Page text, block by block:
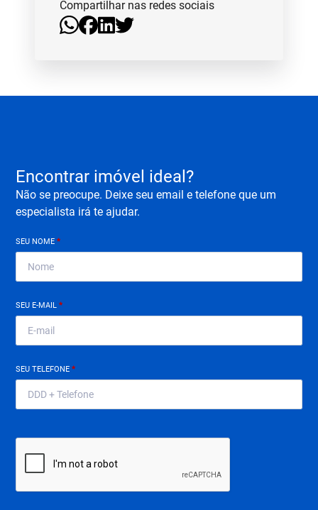
Compartilhar nas redes sociais
Encontrar imóvel ideal?
Não se preocupe. Deixe seu email e telefone que um
especialista irá te ajudar.
SEU NOME*
SEU E-MAIL*
SEU TELEFONE*